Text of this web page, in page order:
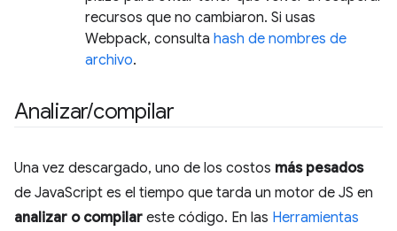
recursos que no cambiaron. Si usas
Webpack, consulta hash de nombres de
archivo.
Analizar/compilar
Una vez descargado, uno de los costos más pesados
de JavaScript es el tiempo que tarda un motor de JS en
analizar o compilar este código. En las Herramientas